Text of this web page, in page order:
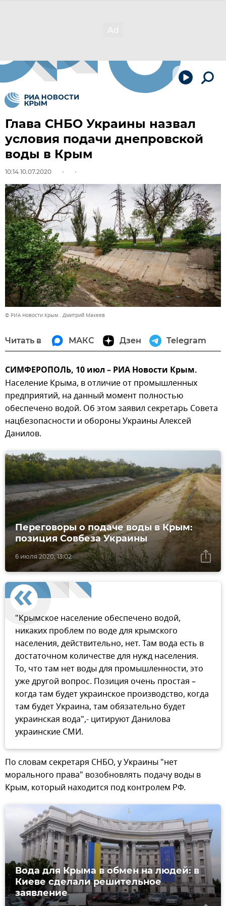
Глава СНБО Украины назвал
условия подачи днепровской
воды в Крым
10:14 10.07.2020
© РИА Новости Крым . Дмитрий Макеев
Читать в МАКС Дзен Telegram
СИМФЕРОПОЛЬ, 10 июл – РИА Новости Крым.
Население Крыма, в отличие от промышленных
предприятий, на данный момент полностью
обеспечено водой. Об этом заявил секретарь Совета
нацбезопасности и обороны Украины Алексей
Данилов.
6 июля 2020, 13:02
Переговоры о подаче воды в Крым:
позиция Совбеза Украины
"Крымское население обеспечено водой,
никаких проблем по воде для крымского
населения, действительно, нет. Там вода есть в
достаточном количестве для нужд населения.
То, что там нет воды для промышленности, это
уже другой вопрос. Позиция очень простая –
когда там будет украинское производство, когда
там будет Украина, там обязательно будет
украинская вода",- цитируют Данилова
украинские СМИ.
По словам секретаря СНБО, у Украины "нет
морального права" возобновлять подачу воды в
Крым, который находится под контролем РФ.
Вода для Крыма в обмен на людей: в
Киеве сделали решительное
заявление